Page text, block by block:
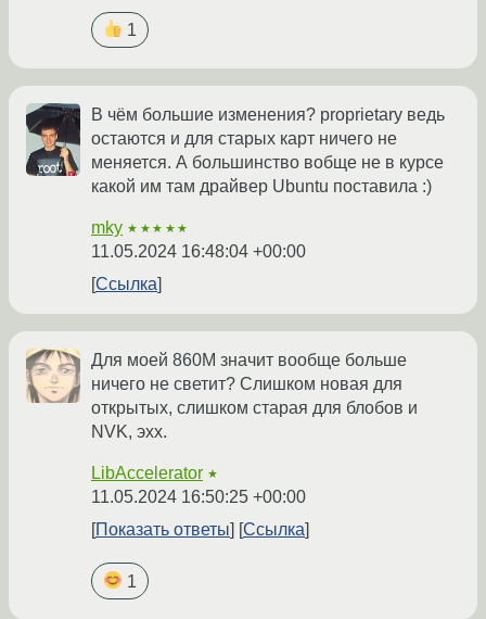
1
В чём большие изменения? proprietary ведь
остаются и для старых карт ничего не
меняется. А большинство вобще не в курсе
какой им там драйвер Ubuntu поставила :)
mky ★★★★★
11.05.2024 16:48:04 +00:00
Ссылка
Для моей 860M значит вообще больше
ничего не светит? Слишком новая для
открытых, слишком старая для блобов и
NVK, эхх.
LibAccelerator ★
11.05.2024 16:50:25 +00:00
Показать ответы
Ссылка
1